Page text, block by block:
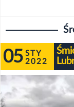
05 STY
2022